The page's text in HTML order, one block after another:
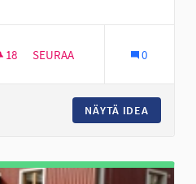
Itäinen Seinäjoki
18 18 SEURAAJAA
SEURAA 0
NÄYTÄ IDEA